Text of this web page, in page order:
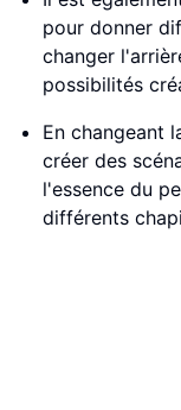
pour donner
changer
possibilités
En changeant
créer des
l'essence du
différents